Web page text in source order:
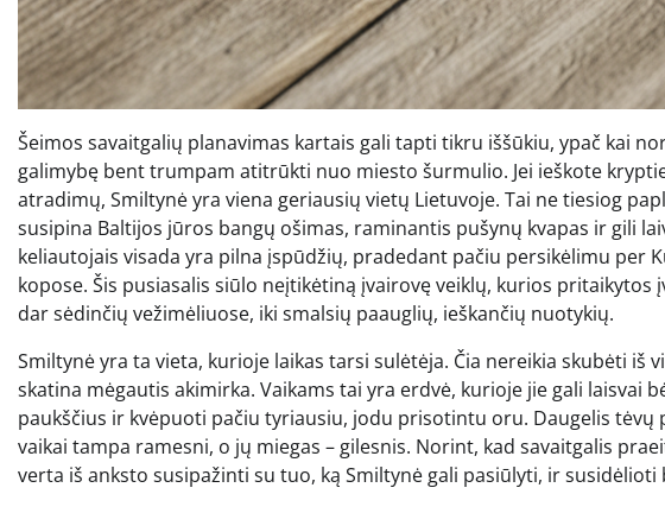
Šeimos savaitgalių planavimas kartais gali tapti tikru iššūkiu, ypač kai
galimybę bent trumpam atitrūkti nuo miesto šurmulio. Jei ieškote
atradimų, Smiltynė yra viena geriausių vietų Lietuvoje. Tai ne tiesiog
susipina Baltijos jūros bangų ošimas, raminantis pušynų kvapas ir gili
keliautojais visada yra pilna įspūdžių, pradedant pačiu persikėlimu per
kopose. Šis pusiasalis siūlo neįtikėtiną įvairovę veiklų, kurios pritaikytos
dar sėdinčių vežimėliuose, iki smalsių paauglių, ieškančių nuotykių.
Smiltynė yra ta vieta, kurioje laikas tarsi sulėtėja. Čia nereikia skubėti iš
skatina mėgautis akimirka. Vaikams tai yra erdvė, kurioje jie gali laisvai
paukščius ir kvėpuoti pačiu tyriausiu, jodu prisotintu oru. Daugelis tėvų
vaikai tampa ramesni, o jų miegas – gilesnis. Norint, kad savaitgalis
verta iš anksto susipažinti su tuo, ką Smiltynė gali pasiūlyti, ir